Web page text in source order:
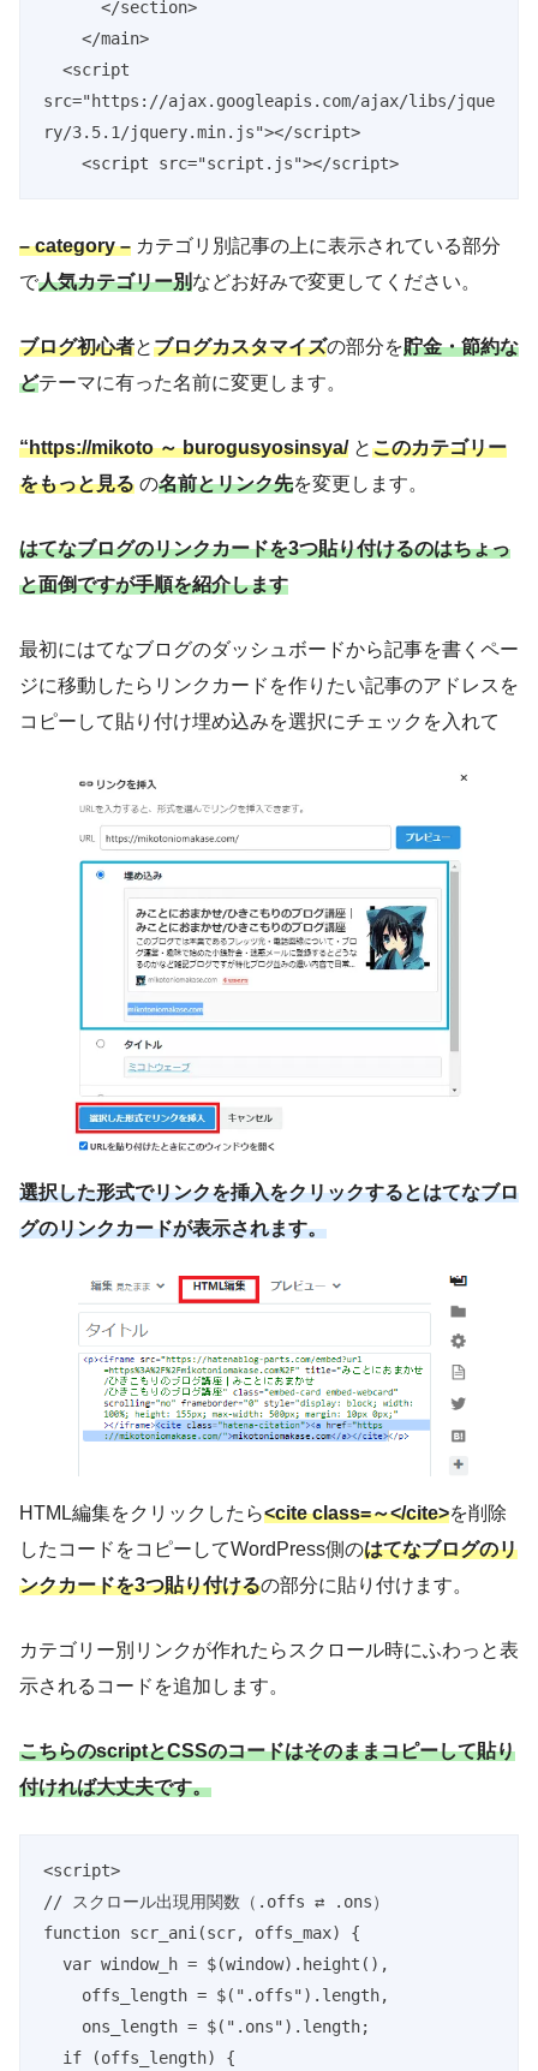
src="https://ajax.googleapis.com/ajax/libs/jque
ry/3.5.1/jquery.min.js"></script>
    <script src="script.js"></script>
– category – カテゴリ別記事の上に表示されている部分
で人気カテゴリー別などお好みで変更してください。
ブログ初心者とブログカスタマイズの部分を貯金・節約な
どテーマに有った名前に変更します。
“https://mikoto ～ burogusyosinsya/とこのカテゴリー
をもっと見る の名前とリンク先を変更します。
はてなブログのリンクカードを3つ貼り付けるのはちょっ
と面倒ですが手順を紹介します
最初にはてなブログのダッシュボードから記事を書くペー
ジに移動したらリンクカードを作りたい記事のアドレスを
コピーして貼り付け埋め込みを選択にチェックを入れて
選択した形式でリンクを挿入をクリックするとはてなブロ
グのリンクカードが表示されます。
HTML編集をクリックしたら<cite class=～</cite>を削除
したコードをコピーしてWordPress側のはてなブログのリ
ンクカードを3つ貼り付けるの部分に貼り付けます。
カテゴリー別リンクが作れたらスクロール時にふわっと表
示されるコードを追加します。
こちらのscriptとCSSのコードはそのままコピーして貼り
付ければ大丈夫です。
<script>
// スクロール出現用関数（.offs ⇄ .ons）
function scr_ani(scr, offs_max) {